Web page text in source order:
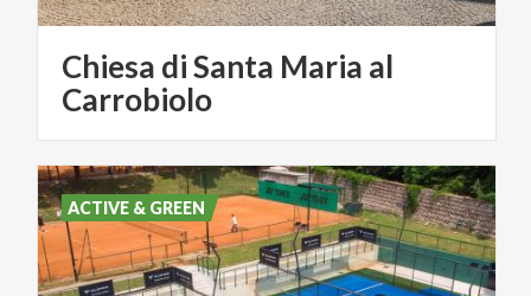
Chiesa di Santa Maria al
Carrobiolo
ACTIVE & GREEN